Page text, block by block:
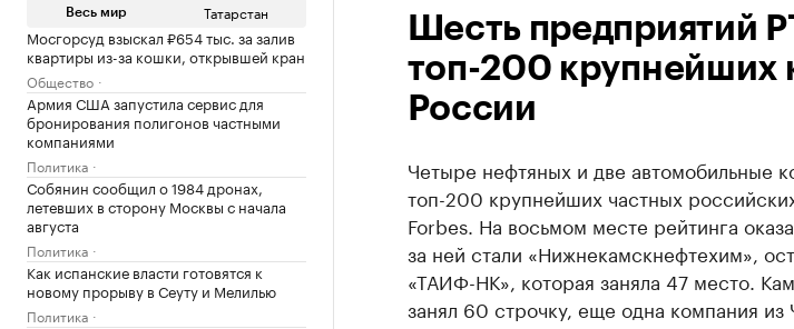
Весь мир Татарстан
Мосгорсуд взыскал ₽654 тыс. за залив
квартиры из-за кошки, открывшей кран
Общество
Армия США запустила сервис для
бронирования полигонов частными
компаниями
Политика
Собянин сообщил о 1984 дронах,
летевших в сторону Москвы с начала
августа
Политика
Как испанские власти готовятся к
новому прорыву в Сеуту и Мелилью
Политика
Шесть предприятий
топ-200 крупнейших
России
Четыре нефтяных и две автомобильные
топ-200 крупнейших частных
Forbes. На восьмом месте рейтинга
за ней стали «Нижнекамскнефтехим»,
«ТАИФ-НК», которая заняла 47 место.
занял 60 строчку, еще одна компания из